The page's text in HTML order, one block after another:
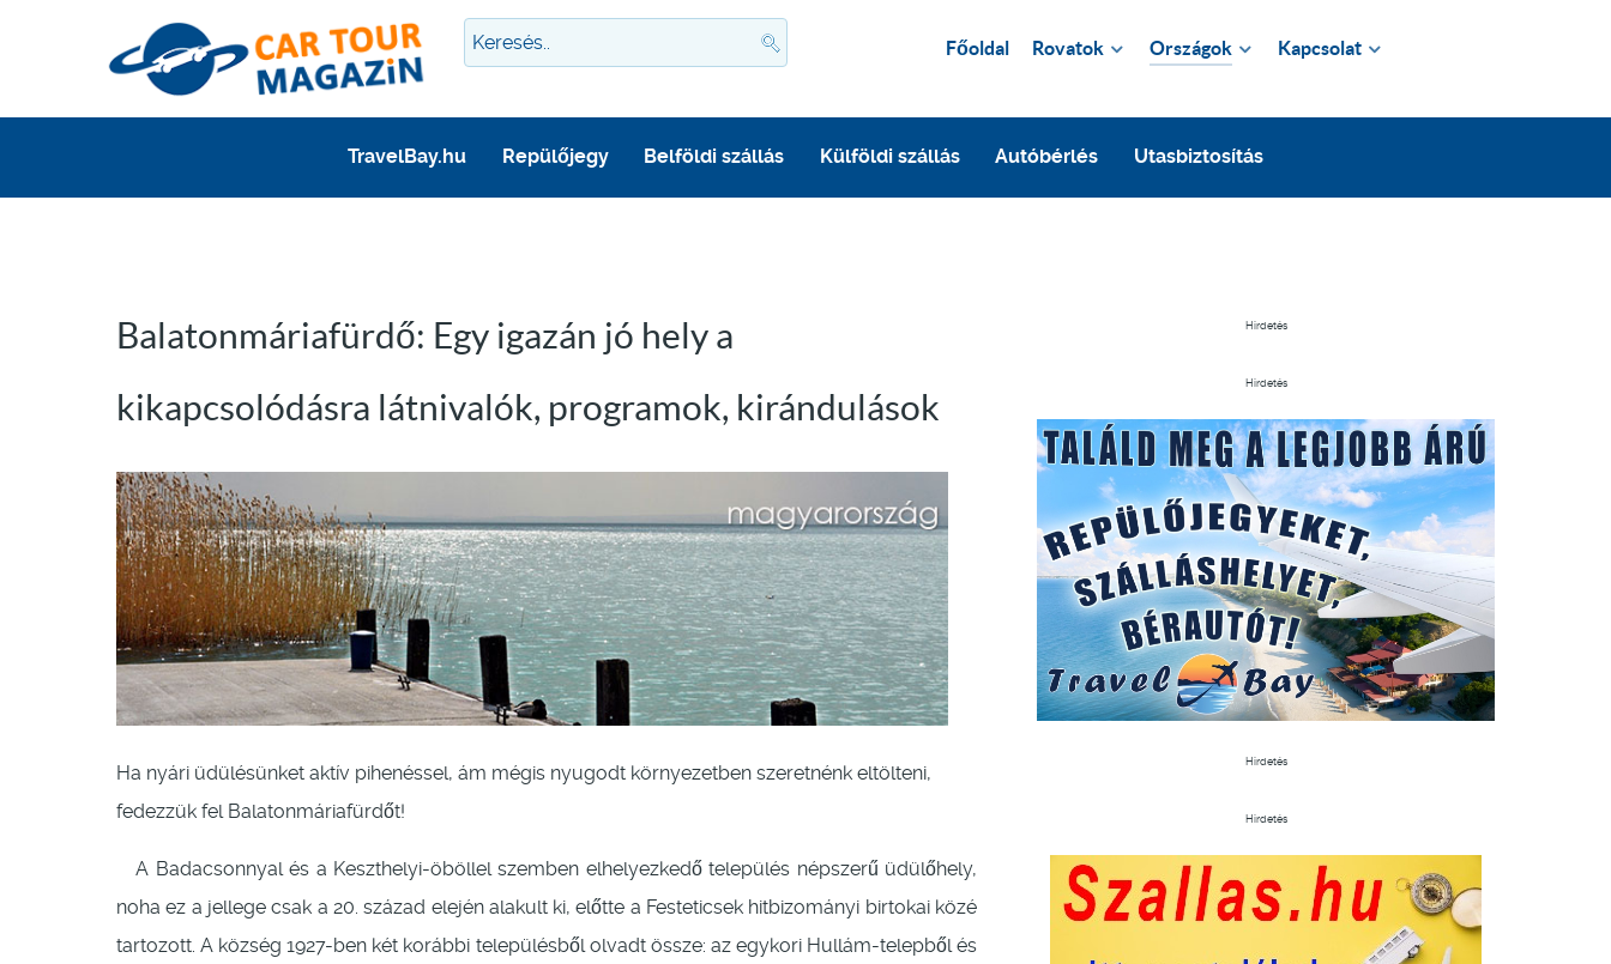
Főoldal Rovatok Országok Kapcsolat
TravelBay.hu Repülőjegy Belföldi szállás Külföldi szállás Autóbérlés Utasbiztosítás
Balatonmáriafürdő: Egy igazán jó hely a
kikapcsolódásra látnivalók, programok, kirándulások
Ha nyári üdülésünket aktív pihenéssel, ám mégis nyugodt környezetben szeretnénk eltölteni,
fedezzük fel Balatonmáriafürdőt!
A Badacsonnyal és a Keszthelyi-öböllel szemben elhelyezkedő település népszerű üdülőhely,
noha ez a jellege csak a 20. század elején alakult ki, előtte a Festeticsek hitbizományi birtokai közé
tartozott. A község 1927-ben két korábbi településből olvadt össze: az egykori Hullám-telepből és
Hirdetés
Hirdetés
Hirdetés
Hirdetés